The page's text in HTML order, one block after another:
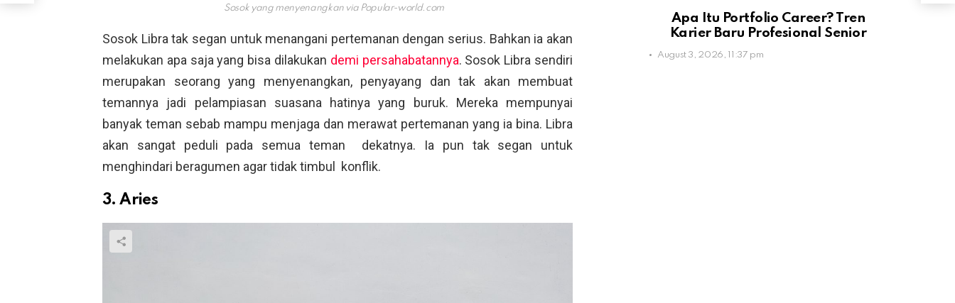
Sosok yang menyenangkan via Popular-world.com
Sosok Libra tak segan untuk menangani pertemanan dengan serius. Bahkan ia akan
melakukan apa saja yang bisa dilakukan demi persahabatannya. Sosok Libra sendiri
merupakan seorang yang menyenangkan, penyayang dan tak akan membuat
temannya jadi pelampiasan suasana hatinya yang buruk. Mereka mempunyai
banyak teman sebab mampu menjaga dan merawat pertemanan yang ia bina. Libra
akan sangat peduli pada semua teman dekatnya. Ia pun tak segan untuk
menghindari beragumen agar tidak timbul konflik.
3. Aries
Apa Itu Portfolio Career? Tren
Karier Baru Profesional Senior
August 3, 2026, 11:37 pm